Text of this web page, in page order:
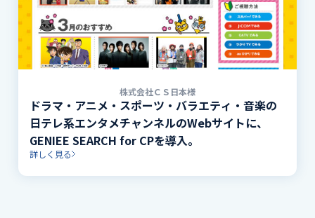
株式会社ＣＳ日本様
ドラマ・アニメ・スポーツ・バラエティ・音楽の
日テレ系エンタメチャンネルのWebサイトに、
GENIEE SEARCH for CPを導入。
詳しく見る